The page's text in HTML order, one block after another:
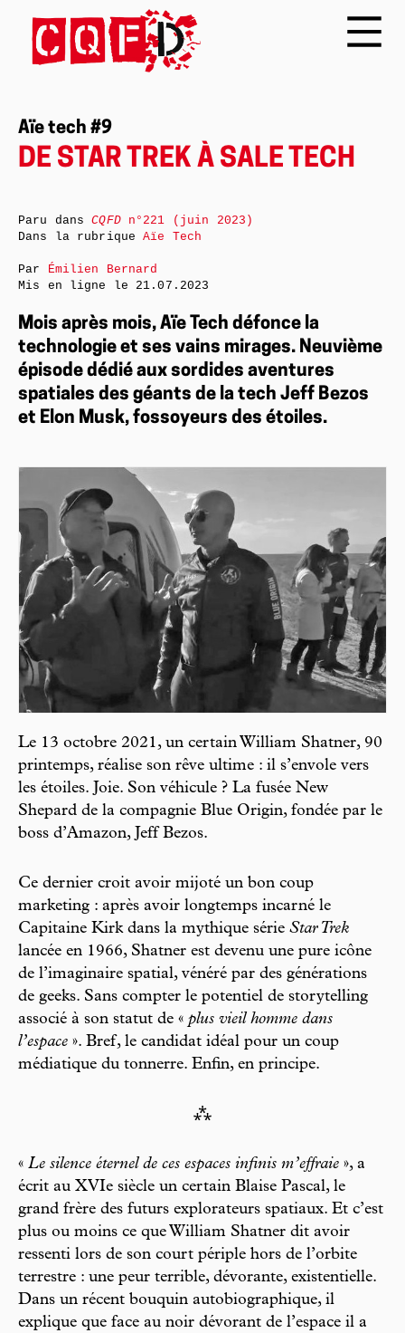
Aïe tech #9
DE STAR TREK À SALE TECH
Mois après mois, Aïe Tech défonce la
technologie et ses vains mirages. Neuvième
épisode dédié aux sordides aventures
spatiales des géants de la tech Jeff Bezos
et Elon Musk, fossoyeurs des étoiles.
Le 13 octobre 2021, un certain William Shatner, 90
printemps, réalise son rêve ultime : il s’envole vers
les étoiles. Joie. Son véhicule ? La fusée New
Shepard de la compagnie Blue Origin, fondée par le
boss d’Amazon, Jeff Bezos.
Ce dernier croit avoir mijoté un bon coup
marketing : après avoir longtemps incarné le
Capitaine Kirk dans la mythique série Star Trek
lancée en 1966, Shatner est devenu une pure icône
de l’imaginaire spatial, vénéré par des générations
de geeks. Sans compter le potentiel de storytelling
associé à son statut de « plus vieil homme dans
l’espace ». Bref, le candidat idéal pour un coup
médiatique du tonnerre. Enfin, en principe.
⁂
« Le silence éternel de ces espaces infinis m’effraie », a
écrit au XVIe siècle un certain Blaise Pascal, le
grand frère des futurs explorateurs spatiaux. Et c’est
plus ou moins ce que William Shatner dit avoir
ressenti lors de son court périple hors de l’orbite
terrestre : une peur terrible, dévorante, existentielle.
Dans un récent bouquin autobiographique, il
explique que face au noir dévorant de l’espace il a
Paru dansCQFDn°221 (juin 2023)
Dans la rubriqueAïe Tech
Par Émilien Bernard
Mis en ligne le 21.07.2023